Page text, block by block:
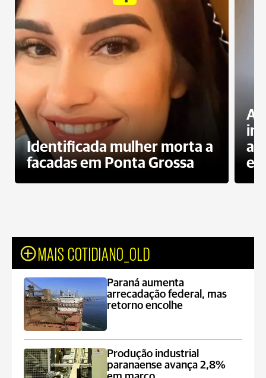
Identificada mulher morta a
facadas em Ponta Grossa
MAIS COTIDIANO_OLD
Paraná aumenta
arrecadação federal, mas
retorno encolhe
Produção industrial
paranaense avança 2,8%